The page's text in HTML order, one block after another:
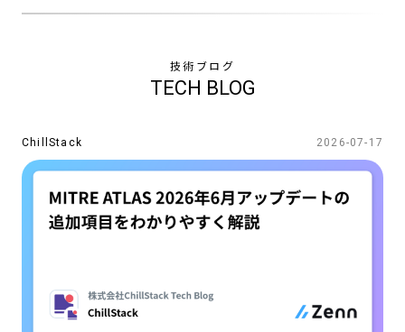
技術ブログ
TECH BLOG
ChillStack 2026-07-17